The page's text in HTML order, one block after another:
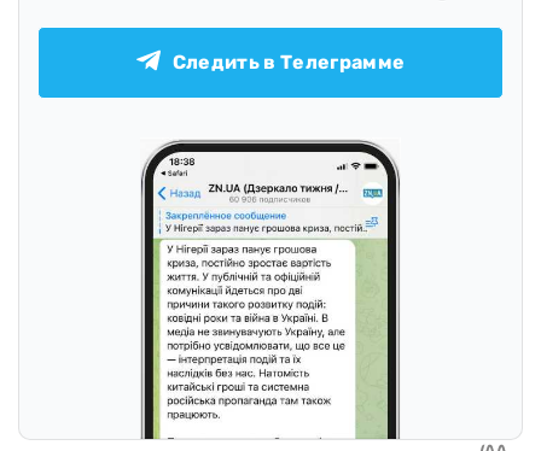
Следить в Телеграмме